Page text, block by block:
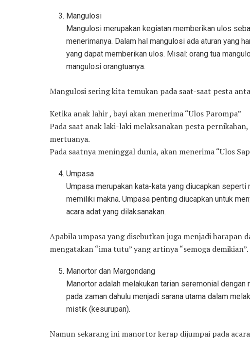
Mangulosi
Mangulosi merupakan kegiatan memberikan ulos
menerimanya. Dalam hal mangulosi ada aturan yang
yang dapat memberikan ulos. Misal: orang tua
mangulosi orangtuanya.
Mangulosi sering kita temukan pada saat-saat pesta
Ketika anak lahir , bayi akan menerima “Ulos Parompa”
Pada saat anak laki-laki melaksanakan pesta
mertuanya.
Pada saatnya meninggal dunia, akan menerima “Ulos
Umpasa
Umpasa merupakan kata-kata yang diucapkan
memiliki makna. Umpasa penting diucapkan untuk
acara adat yang dilaksanakan.
Apabila umpasa yang disebutkan juga menjadi harapan
mengatakan “ima tutu” yang artinya “semoga demikian”.
Manortor dan Margondang
Manortor adalah melakukan tarian seremonial
pada zaman dahulu menjadi sarana utama dalam
mistik (kesurupan).
Namun sekarang ini manortor kerap dijumpai pada